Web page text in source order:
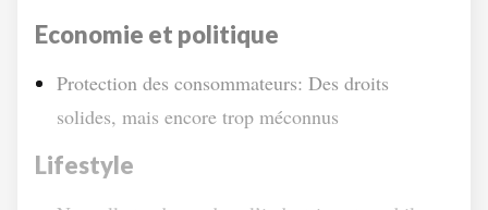
Economie et politique
Protection des consommateurs: Des droits
solides, mais encore trop méconnus
Lifestyle